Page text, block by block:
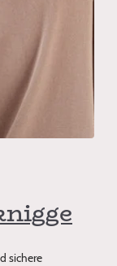
sichere